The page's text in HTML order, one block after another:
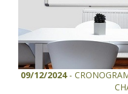
09/12/2024-